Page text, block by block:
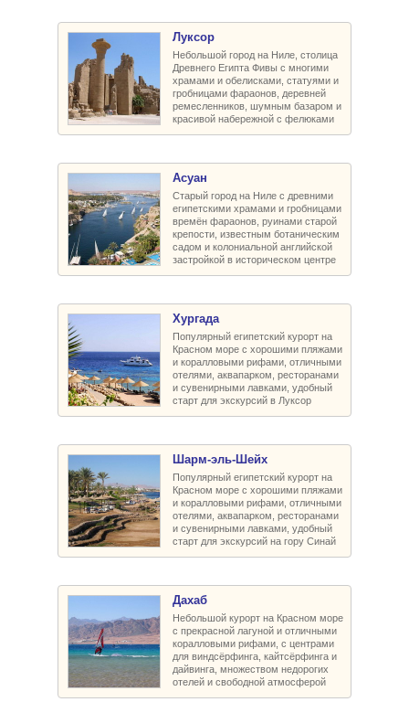
Луксор
Небольшой город на Ниле, столица
Древнего Египта Фивы с многими
храмами и обелисками, статуями и
гробницами фараонов, деревней
ремесленников, шумным базаром и
красивой набережной с фелюками
Асуан
Старый город на Ниле с древними
египетскими храмами и гробницами
времён фараонов, руинами старой
крепости, известным ботаническим
садом и колониальной английской
застройкой в историческом центре
Хургада
Популярный египетский курорт на
Красном море с хорошими пляжами
и коралловыми рифами, отличными
отелями, аквапарком, ресторанами
и сувенирными лавками, удобный
старт для экскурсий в Луксор
Шарм-эль-Шейх
Популярный египетский курорт на
Красном море с хорошими пляжами
и коралловыми рифами, отличными
отелями, аквапарком, ресторанами
и сувенирными лавками, удобный
старт для экскурсий на гору Синай
Дахаб
Небольшой курорт на Красном море
с прекрасной лагуной и отличными
коралловыми рифами, с центрами
для виндсёрфинга, кайтсёрфинга и
дайвинга, множеством недорогих
отелей и свободной атмосферой